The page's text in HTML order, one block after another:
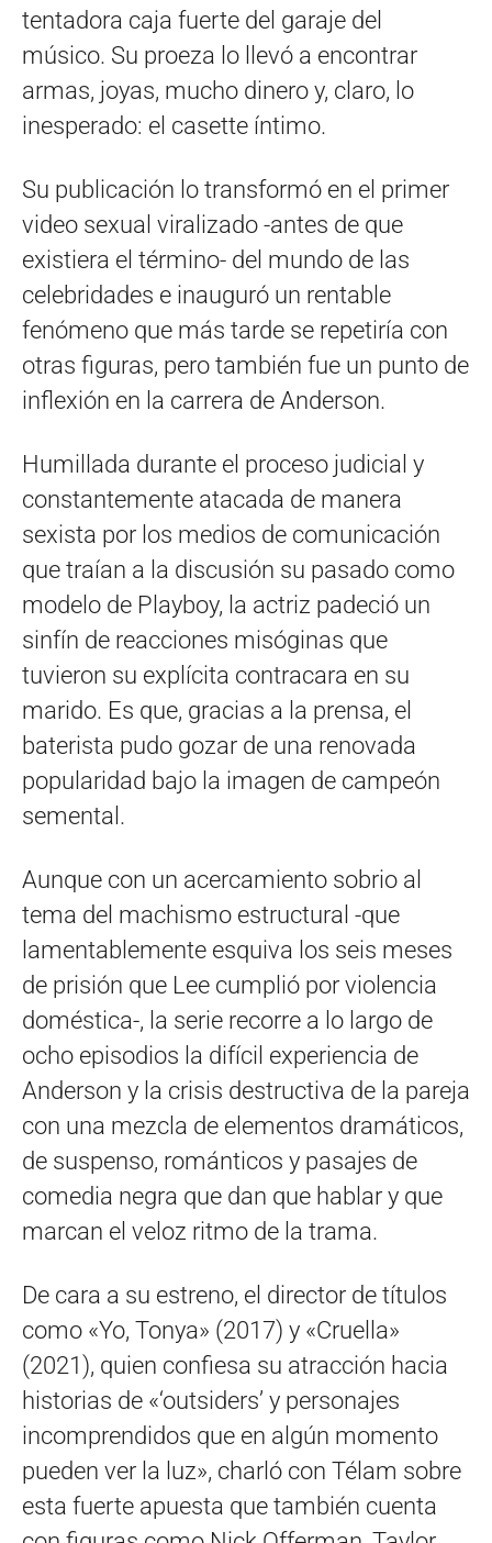
tentadora caja fuerte del garaje del
músico. Su proeza lo llevó a encontrar
armas, joyas, mucho dinero y, claro, lo
inesperado: el casette íntimo.
Su publicación lo transformó en el primer
video sexual viralizado -antes de que
existiera el término- del mundo de las
celebridades e inauguró un rentable
fenómeno que más tarde se repetiría con
otras figuras, pero también fue un punto de
inflexión en la carrera de Anderson.
Humillada durante el proceso judicial y
constantemente atacada de manera
sexista por los medios de comunicación
que traían a la discusión su pasado como
modelo de Playboy, la actriz padeció un
sinfín de reacciones misóginas que
tuvieron su explícita contracara en su
marido. Es que, gracias a la prensa, el
baterista pudo gozar de una renovada
popularidad bajo la imagen de campeón
semental.
Aunque con un acercamiento sobrio al
tema del machismo estructural -que
lamentablemente esquiva los seis meses
de prisión que Lee cumplió por violencia
doméstica-, la serie recorre a lo largo de
ocho episodios la difícil experiencia de
Anderson y la crisis destructiva de la pareja
con una mezcla de elementos dramáticos,
de suspenso, románticos y pasajes de
comedia negra que dan que hablar y que
marcan el veloz ritmo de la trama.
De cara a su estreno, el director de títulos
como «Yo, Tonya» (2017) y «Cruella»
(2021), quien confiesa su atracción hacia
historias de «‘outsiders’ y personajes
incomprendidos que en algún momento
pueden ver la luz», charló con Télam sobre
esta fuerte apuesta que también cuenta